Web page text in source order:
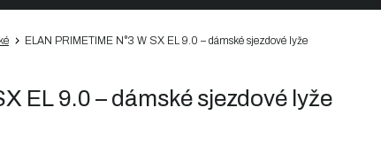
ELAN PRIMETIME N°3 W SX EL 9.0 – dámské sjezdové lyže
EL 9.0 – dámské sjezdové lyže